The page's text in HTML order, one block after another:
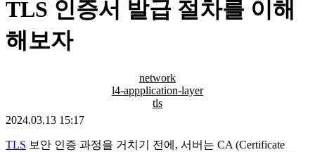
TLS 인증서 발급 절차를 이해
해보자
network
l4-appplication-layer
tls
2024.03.13 15:17
TLS 보안 인증 과정을 거치기 전에, 서버는 CA (Certificate